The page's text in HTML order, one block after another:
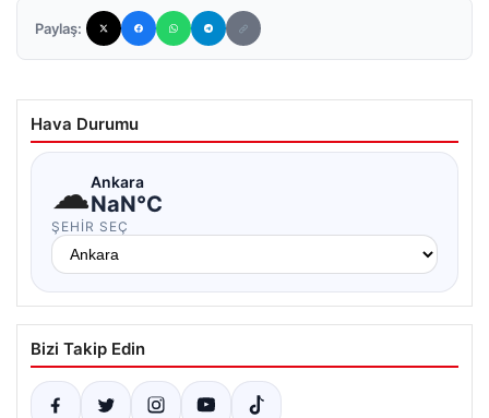
Paylaş:
Hava Durumu
☁Ankara
NaN°C
ŞEHIR SEÇ
Bizi Takip Edin